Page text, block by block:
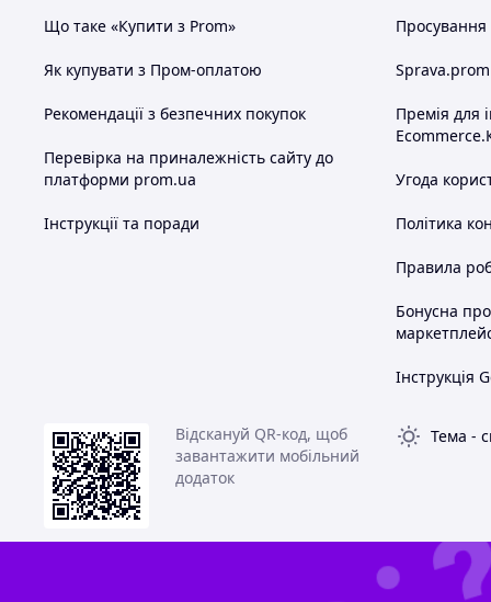
Що таке «Купити з Prom»
Як купувати з Пром-оплатою
Рекомендації з безпечних покупок
Перевірка на приналежність сайту до
платформи prom.ua
Інструкції та поради
Просування
Премія для
Угода
Політика
Правила
Бонусна
Інструкція
Відскануй QR-код, щоб
завантажити мобільний
додаток
Тема -